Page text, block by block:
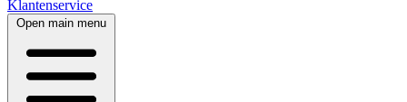
Klantenservice
Open main menu